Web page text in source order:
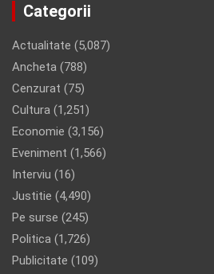
Categorii
Actualitate (5,087)
Ancheta (788)
Cenzurat (75)
Cultura (1,251)
Economie (3,156)
Eveniment (1,566)
Interviu (16)
Justitie (4,490)
Pe surse (245)
Politica (1,726)
Publicitate (109)